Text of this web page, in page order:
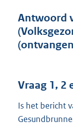
Antwoord
Vraag 1, 2
Is het bericht